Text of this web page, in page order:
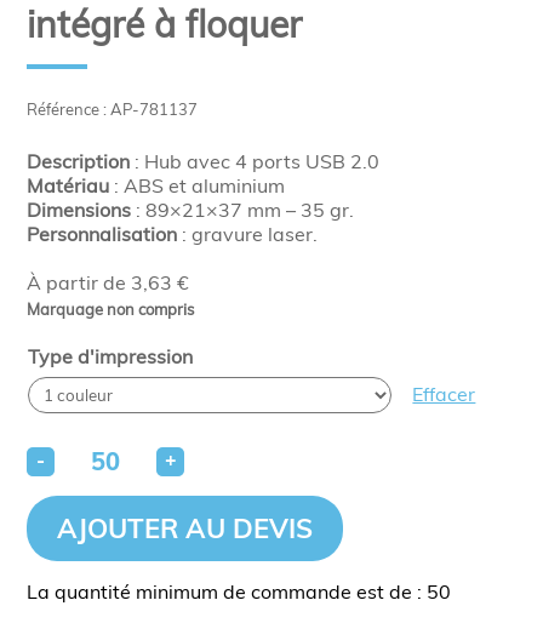
Référence : AP-781137
À partir de 3,63 €
Marquage non compris
intégré à floquer
Description : Hub avec 4 ports USB 2.0
Matériau : ABS et aluminium
Dimensions : 89×21×37 mm – 35 gr.
Personnalisation : gravure laser.
Type d'impression
Effacer
- +
AJOUTER AU DEVIS
La quantité minimum de commande est de : 50